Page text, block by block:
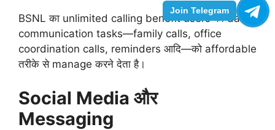
Join Telegram
BSNL का unlimited calling benefit users को daily
communication tasks—family calls, office
coordination calls, reminders आदि—को affordable
तरीके से manage करने देता है।
Social Media और
Messaging